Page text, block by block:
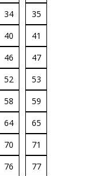
34
35
40
41
46
47
52
53
58
59
64
65
70
71
76
77